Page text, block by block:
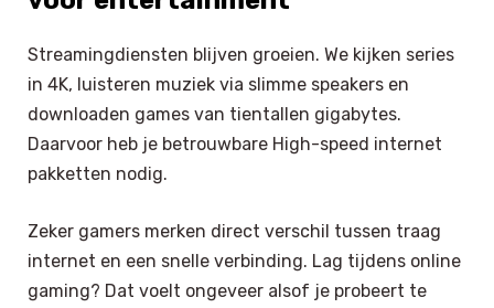
Streamingdiensten blijven groeien. We kijken series
in 4K, luisteren muziek via slimme speakers en
downloaden games van tientallen gigabytes.
Daarvoor heb je betrouwbare High-speed internet
pakketten nodig.
Zeker gamers merken direct verschil tussen traag
internet en een snelle verbinding. Lag tijdens online
gaming? Dat voelt ongeveer alsof je probeert te